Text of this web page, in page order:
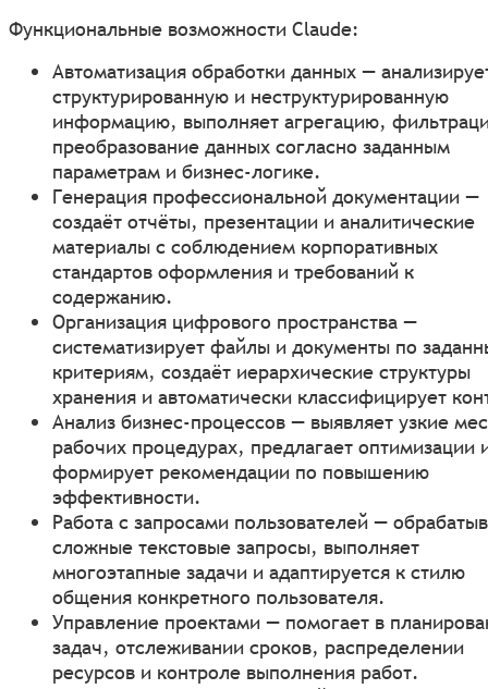
Функциональные возможности Claude:
Автоматизация обработки данных —
структурированную и неструктурированную
информацию, выполняет агрегацию,
преобразование данных согласно заданным
параметрам и бизнес-логике.
Генерация профессиональной документации —
создаёт отчёты, презентации и аналитические
материалы с соблюдением корпоративных
стандартов оформления и требований к
содержанию.
Организация цифрового пространства —
систематизирует файлы и документы по
критериям, создаёт иерархические структуры
хранения и автоматически классифицирует
Анализ бизнес-процессов — выявляет узкие
рабочих процедурах, предлагает оптимизации
формирует рекомендации по повышению
эффективности.
Работа с запросами пользователей —
сложные текстовые запросы, выполняет
многоэтапные задачи и адаптируется к стилю
общения конкретного пользователя.
Управление проектами — помогает в
задач, отслеживании сроков, распределении
ресурсов и контроле выполнения работ.